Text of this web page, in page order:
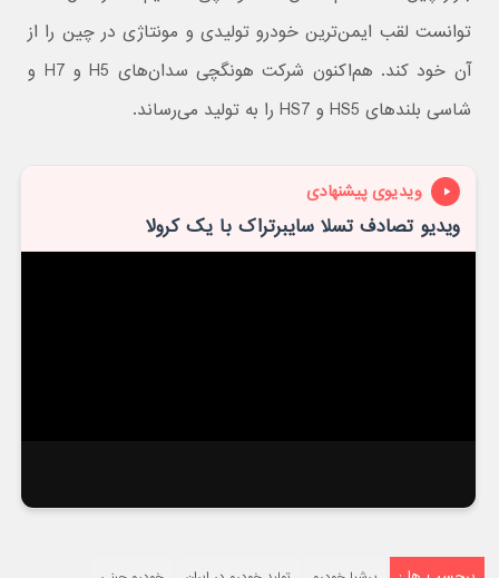
توانست لقب ایمن‌ترین خودرو تولیدی و مونتاژی در چین را از
آن خود کند. هم‌اکنون شرکت هونگچی سدان‌های H5 و H7 و
شاسی بلندهای HS5 و HS7 را به تولید می‌رساند.
ویدیوی پیشنهادی
ویدیو تصادف تسلا سایبرتراک با یک کرولا